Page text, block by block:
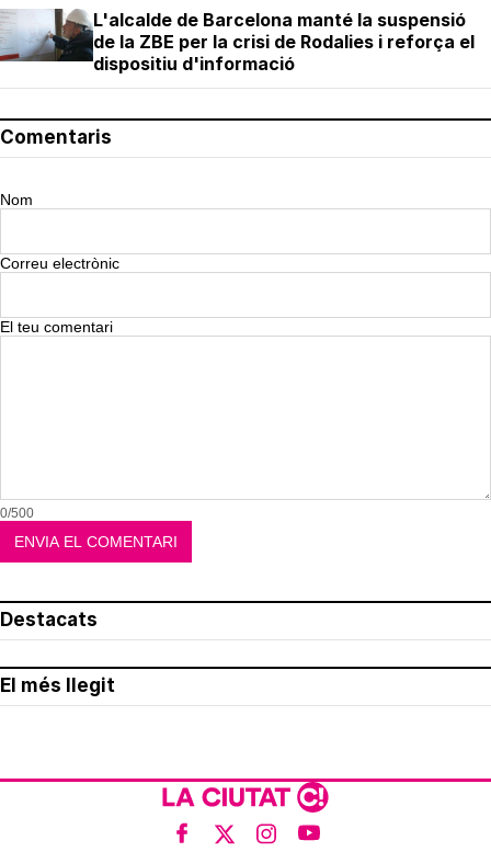
L'alcalde de Barcelona manté la suspensió
de la ZBE per la crisi de Rodalies i reforça el
dispositiu d'informació
Comentaris
Nom
Correu electrònic
El teu comentari
0/500
Destacats
El més llegit